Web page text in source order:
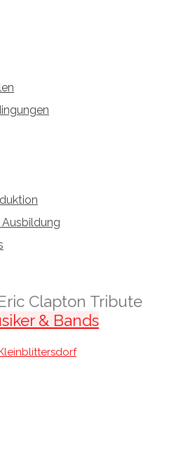
Ausbildung
Clapton Tribute
& Bands